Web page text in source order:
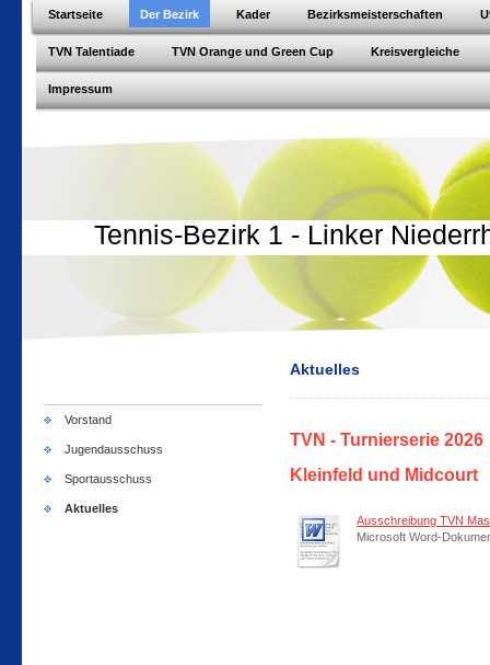
Startseite Der Bezirk Kader Bezirksmeisterschaften
TVN Talentiade TVN Orange und Green Cup Kreisvergleiche
Impressum
Tennis-Bezirk 1 - Linker
Vorstand
Jugendausschuss
Sportausschuss
Aktuelles
Aktuelles
TVN - Turnierserie 2026
Kleinfeld und Midcourt
Ausschreibung TVN
Microsoft Word-